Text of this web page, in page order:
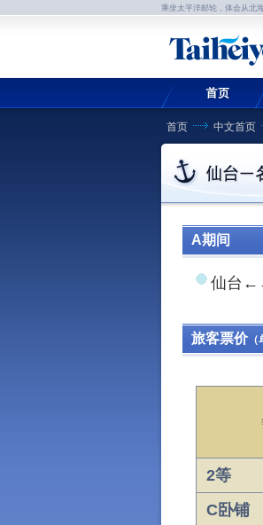
乘坐太平洋邮轮，体会从北
首页 中文首页
A期间
仙台
旅客票价（
2等
C卧铺